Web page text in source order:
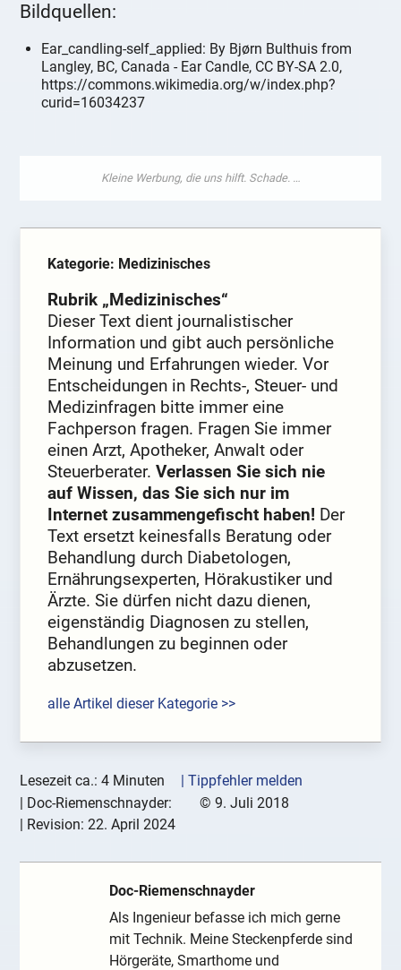
Bildquellen:
Ear_candling-self_applied: By Bjørn Bulthuis from
Langley, BC, Canada - Ear Candle, CC BY-SA 2.0,
https://commons.wikimedia.org/w/index.php?
curid=16034237
Kategorie: Medizinisches
Rubrik „Medizinisches“
Dieser Text dient journalistischer
Information und gibt auch persönliche
Meinung und Erfahrungen wieder. Vor
Entscheidungen in Rechts-, Steuer- und
Medizinfragen bitte immer eine
Fachperson fragen. Fragen Sie immer
einen Arzt, Apotheker, Anwalt oder
Steuerberater.Verlassen Sie sich nie
auf Wissen, das Sie sich nur im
Internet zusammengefischt haben! Der
Text ersetzt keinesfalls Beratung oder
Behandlung durch Diabetologen,
Ernährungsexperten, Hörakustiker und
Ärzte. Sie dürfen nicht dazu dienen,
eigenständig Diagnosen zu stellen,
Behandlungen zu beginnen oder
abzusetzen.
alle Artikel dieser Kategorie >>
Lesezeit ca.: 4 Minuten
| Tippfehler melden
| Doc-Riemenschnayder: © 9. Juli 2018
| Revision:22. April 2024
Doc-Riemenschnayder
Als Ingenieur befasse ich mich gerne
mit Technik. Meine Steckenpferde sind
Hörgeräte, Smarthome und